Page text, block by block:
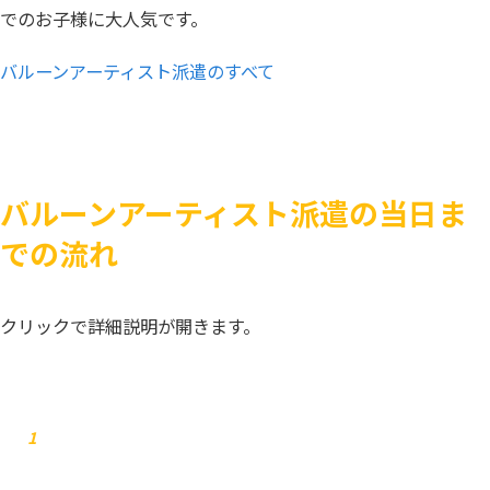
でのお子様に大人気です。
バルーンアーティスト派遣のすべて
バルーンアーティスト派遣の当日ま
での流れ
クリックで詳細説明が開きます。
1